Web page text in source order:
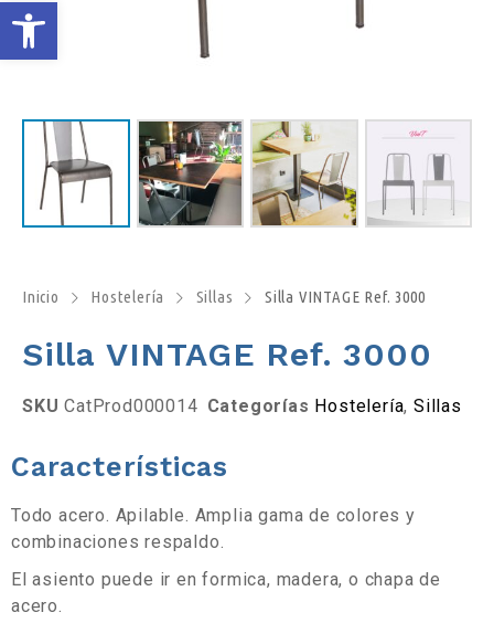
A
b
a
r
r
a
d
e
Inicio Hostelería Sillas Silla VINTAGE Ref. 3000
Silla VINTAGE Ref. 3000
SKUCatProd000014 Categorías Hostelería,Sillas
Características
Todo acero. Apilable. Amplia gama de colores y
combinaciones respaldo.
El asiento puede ir en formica, madera, o chapa de
acero.